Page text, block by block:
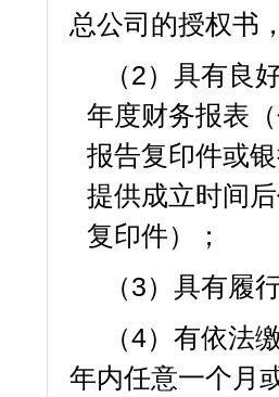
总公司的授权书
（2）具有良
年度财务报表
报告复印件或
提供成立时间
复印件）；
（3）具有履
（4）有依法
年内任意一个月